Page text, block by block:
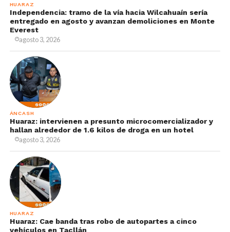
HUARAZ
Independencia: tramo de la vía hacia Wilcahuaín sería
entregado en agosto y avanzan demoliciones en Monte
Everest
agosto 3, 2026
ÁNCASH
Huaraz: intervienen a presunto microcomercializador y
hallan alrededor de 1.6 kilos de droga en un hotel
agosto 3, 2026
HUARAZ
Huaraz: Cae banda tras robo de autopartes a cinco
vehículos en Tacllán